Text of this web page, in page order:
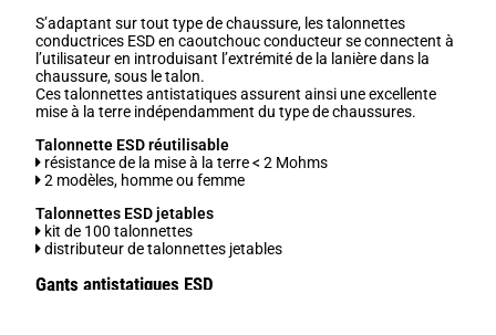
S’adaptant sur tout type de chaussure, les talonnettes
conductrices ESD en caoutchouc conducteur se connectent à
l’utilisateur en introduisant l’extrémité de la lanière dans la
chaussure, sous le talon.
Ces talonnettes antistatiques assurent ainsi une excellente
mise à la terre indépendamment du type de chaussures.
Talonnette ESD réutilisable
résistance de la mise à la terre < 2 Mohms
2 modèles, homme ou femme
Talonnettes ESD jetables
kit de 100 talonnettes
distributeur de talonnettes jetables
Gants antistatiques ESD